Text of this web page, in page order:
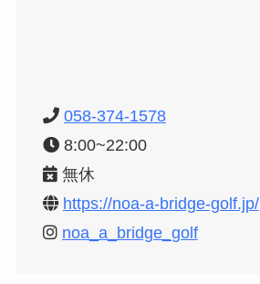
058-374-1578
8:00~22:00
無休
https://noa-a-bridge-golf.jp/
noa_a_bridge_golf